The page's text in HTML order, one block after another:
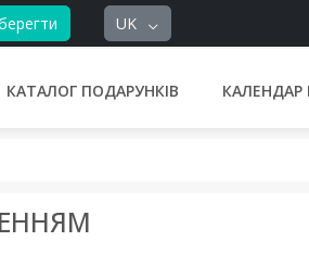
UK
КАТАЛОГ ПОДАРУНКІВ КАЛЕНДАР